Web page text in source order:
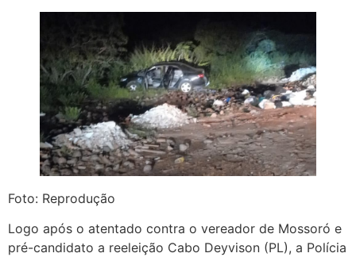
Foto: Reprodução
Logo após o atentado contra o vereador de Mossoró e
pré-candidato a reeleição Cabo Deyvison (PL), a Polícia